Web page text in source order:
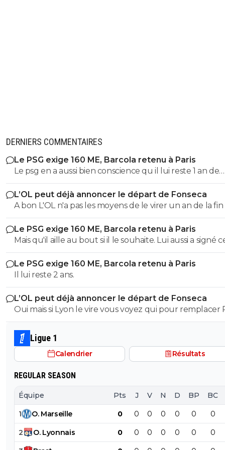
DERNIERS COMMENTAIRES
Le PSG exige 160 ME, Barcola retenu à Paris
Le psg en a aussi bien conscience qu il lui reste 1 an de
contrat 😁 après, c est le jeu de la négociation, on est
d août, y a toujours une marge de prix négociable
bonus et ils savent que Liverpool a tout à fait les
payer avec 750M de budget et un salaire de Salah en
Après, à Liverpool de voir s ils le veulent vraiment et le
sécuriser dès maintenant car rien de sûr qu il ne
pas par la suite, et rien de sûr qu il ne choisisse
fin de son contrat vu qu il a tout de même une très
côte, il n est peut-etre pas titulaire systématique à Paris
français, ça fait tout de même un beau cv attractif s il
devenait libre de contrat.
L’OL peut déjà annoncer le départ de Fonseca
A bon L'OL n'a pas les moyens de le virer un an de la
son contrat ça représente même pas 5M brute.
Le PSG exige 160 ME, Barcola retenu à Paris
Mais qu'il aille au bout si il le souhaite. Lui aussi a signé
contrat et lui aussi doit le respecter si pas d'accord avec
Liverpool. On va pas pleurer non plus....
Le PSG exige 160 ME, Barcola retenu à Paris
Il lui reste 2 ans.
L’OL peut déjà annoncer le départ de Fonseca
Oui mais si Lyon le vire vous voyez qui pour remplacer
Ligue 1
Calendrier Résultats
REGULAR SEASON
Équipe Pts J V N D BP BC
1 O. Marseille 0 0 0 0 0 0 0
2 O. Lyonnais 0 0 0 0 0 0 0